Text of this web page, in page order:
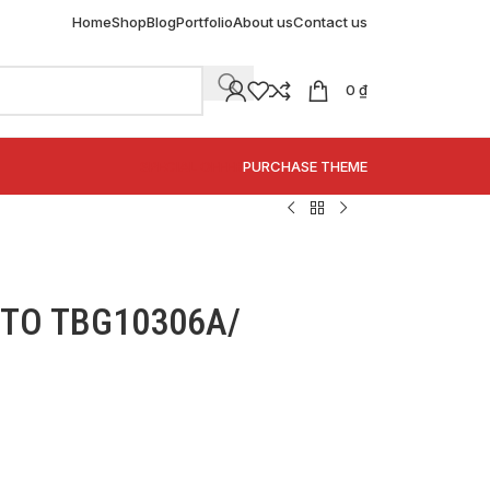
HomeShopBlogPortfolioAbout usContact us
0 ₫
PURCHASE THEME
TBG10306A/